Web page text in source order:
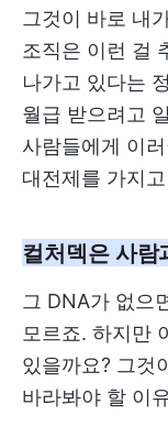
그것이 바로 내
조직은 이런 걸
나가고 있다는
월급 받으려고
사람들에게 이
대전제를 가지
컬처덱은 사람
그 DNA가 없으
모르죠. 하지만
있을까요? 그것
바라봐야 할 이